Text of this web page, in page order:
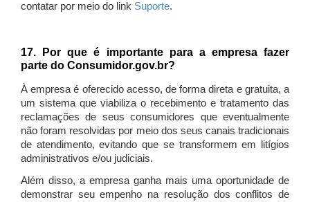
contatar por meio do link Suporte.
17. Por que é importante para a empresa fazer
parte do Consumidor.gov.br?
À empresa é oferecido acesso, de forma direta e gratuita, a
um sistema que viabiliza o recebimento e tratamento das
reclamações de seus consumidores que eventualmente
não foram resolvidas por meio dos seus canais tradicionais
de atendimento, evitando que se transformem em litígios
administrativos e/ou judiciais.
Além disso, a empresa ganha mais uma oportunidade de
demonstrar seu empenho na resolução dos conflitos de